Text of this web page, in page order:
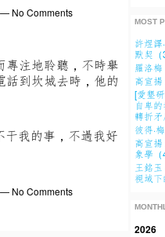
No Comments
專注地聆聽，不時舉
話到坎城去時，他的
干我的事，不過我好
No Comments
MOST
許煜譯
默契（
羅洛
高宣揚
[愛墾
自卑
轉折矛
彼得·
高宣
象學（
王銘
視域
2026